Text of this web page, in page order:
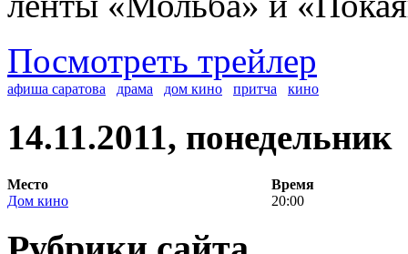
Посмотреть трейлер
афиша саратова драма дом кино притча кино
14.11.2011, понедельник
Место
Время
Дом кино
20:00